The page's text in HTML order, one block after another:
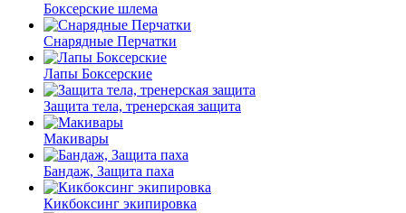
Боксерские шлема
Снарядные Перчатки
Лапы Боксерские
Защита тела, тренерская защита
Макивары
Бандаж, Защита паха
Кикбоксинг экипировка